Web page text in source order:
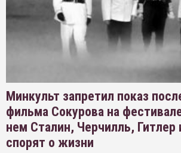
Минкульт запретил показ
фильма Сокурова на
нем Сталин, Черчилль, Гитлер
спорят о жизни